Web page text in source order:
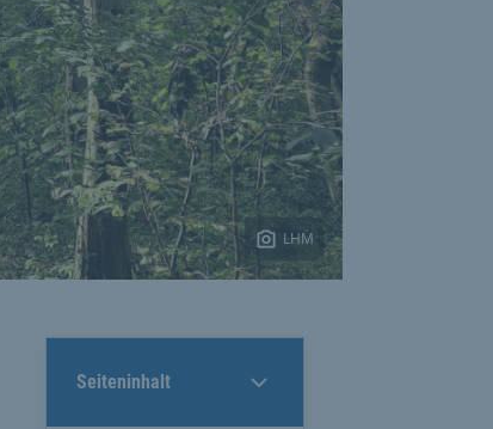
LHM
Seiteninhalt